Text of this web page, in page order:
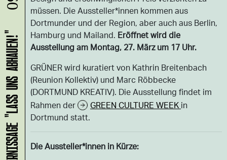
müssen. Die Aussteller*innen kommen aus
Dortmunder und der Region, aber auch aus Berlin,
Hamburg und Mailand. Eröffnet wird die
Ausstellung am Montag, 27. März um 17 Uhr.
GRÜNER wird kuratiert von Kathrin Breitenbach
(Reunion Kollektiv) und Marc Röbbecke
(DORTMUND KREATIV). Die Ausstellung findet im
Rahmen der
GREEN CULTURE WEEK in
Dortmund statt.
Die Aussteller*innen in Kürze:
HANS B: VERNISSAGE "LASS UNS ABHAUEN!"